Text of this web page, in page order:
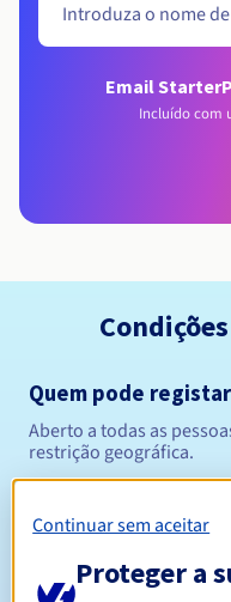
Email Starter
Incluído com
Quem pode
Aberto a todas as
restrição geográfica.
Período de registo
Continuar sem aceitar
Proteger a